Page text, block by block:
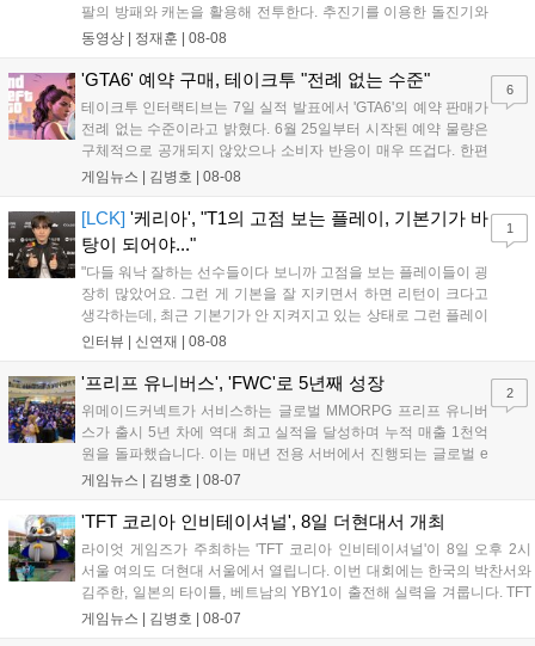
팔의 방패와 캐논을 활용해 전투한다. 추진기를 이용한 돌진기와
참격 형태의 궁극기를 보유했고, 메카 파괴 시 맨몸으로 기관총을
산의 영웅들 업데이트를 통해 정식 출시될 예정이다....
동영상 | 정재훈 | 08-08
'GTA6' 예약 구매, 테이크투 "전례 없는 수준"
테이크투 인터랙티브는 7일 실적 발표에서 'GTA6'의 예약 판매가
전례 없는 수준이라고 밝혔다. 6월 25일부터 시작된 예약 물량은
구체적으로 공개되지 않았으나 소비자 반응이 매우 뜨겁다. 한편
11월 19일 PS5와 Xbox 시리즈 X|S로 정식 출시될 예정이며, 록
상 'Grand Theft Auto VI: An Extended Look'을 최초 공개할 계획
이다....
게임뉴스 | 김병호 | 08-08
6
[LCK] '케리아', "T1의 고점 보는 플레이, 기본기가 바
탕이 되어야..."
"다들 워낙 잘하는 선수들이다 보니까 고점을 보는 플레이들이 굉
장히 많았어요. 그런 게 기본을 잘 지키면서 하면 리턴이 크다고
생각하는데, 최근 기본기가 안 지켜지고 있는 상태로 그런 플레이
를 추구하다 보니까 팀적으로 안 좋은 사고가 계속 많이 났던 것
LoL 챔피언스 코리아(LCK)'...
인터뷰 | 신연재 | 08-08
1
'프리프 유니버스', 'FWC'로 5년째 성장
위메이드커넥트가 서비스하는 글로벌 MMORPG 프리프 유니버
스가 출시 5년 차에 역대 최고 실적을 달성하며 누적 매출 1천억
원을 돌파했습니다. 이는 매년 전용 서버에서 진행되는 글로벌 e
스포츠 대회 FWC의 영향이 큽니다. FWC는 이용자가 동일한 조
은 전년 대비 매출과 이용자 지표가 대폭 상승하는 성과를 냈습니
FWC 그랜드 파이널이 개최될 예정이며, 위메이드커넥트는 이를
통해 커뮤니티 중심의 장기 성장 모델을 지속할 방침입니다....
게임뉴스 | 김병호 | 08-07
2
'TFT 코리아 인비테이셔널', 8일 더현대서 개최
라이엇 게임즈가 주최하는 'TFT 코리아 인비테이셔널'이 8일 오후 2시
서울 여의도 더현대 서울에서 열립니다. 이번 대회에는 한국의 박찬서와
김주한, 일본의 타이틀, 베트남의 YBY1이 출전해 실력을 겨룹니다. TFT
는 소속팀 없이 개인 자격으로 참가하는 독특한 대회 구조를 가지며, 누
게임뉴스 | 김병호 | 08-07